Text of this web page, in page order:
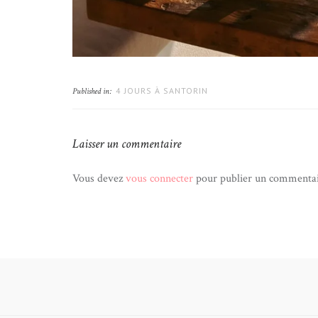
Published in: 4 JOURS À SANTORIN
Laisser un commentaire
Vous devezvous connecterpour publier un